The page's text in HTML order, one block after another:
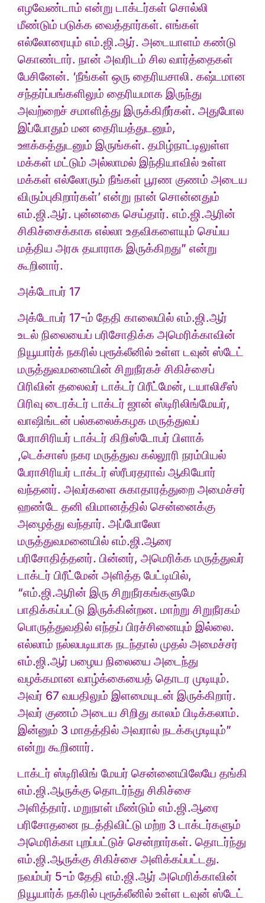
எழவேண்டாம் என்று டாக்டர்கள் சொல்லி
மீண்டும் படுக்க வைத்தார்கள். எங்கள்
எல்லோரையும் எம்.ஜி.ஆர். அடையாளம் கண்டு
கொண்டார். நான் அவரிடம் சில வார்த்தைகள்
பேசினேன். ‘நீங்கள் ஒரு தைரியசாலி. கஷ்டமான
சந்தர்ப்பங்களிலும் தைரியமாக இருந்து
அவற்றைச் சமாளித்து இருக்கிறீர்கள். அதுபோல
இப்போதும் மன தைரியத்துடனும்,
ஊக்கத்துடனும் இருங்கள். தமிழ்நாட்டிலுள்ள
மக்கள் மட்டும் அல்லாமல் இந்தியாவில் உள்ள
மக்கள் எல்லோரும் நீங்கள் பூரண குணம் அடைய
விரும்புகிறார்கள்’ என்று நான் சொன்னதும்
எம்.ஜி.ஆர். புன்னகை செய்தார். எம்.ஜி.ஆரின்
சிகிச்சைக்காக எல்லா உதவிகளையும் செய்ய
மத்திய அரசு தயாராக இருக்கிறது” என்று
கூறினார்.
அக்டோபர் 17
அக்டோபர் 17-ம் தேதி காலையில் எம்.ஜி.ஆர்
உடல் நிலையைப் பரிசோதிக்க அமெரிக்காவின்
நியூயார்க் நகரில் புரூக்லீனில் உள்ள டவுன் ஸ்டேட்
மருத்துவமனையின் சிறுநீரகச் சிகிச்சைப்
பிரிவின் தலைவர் டாக்டர் பிரீட்மேன், டயாலிசீஸ்
பிரிவு டைரக்டர் டாக்டர் ஜான் ஸ்டிரிலிங்மேயர்,
வாஷிங்டன் பல்கலைக்கழக மருத்துவப்
பேராசிரியர் டாக்டர் கிறிஸ்டோபர் பிளாக்
,டெக்சாஸ் நகர மருத்துவ கல்லூரி நரம்பியல்
பேராசிரியர் டாக்டர் ஸ்ரீபரதராவ் ஆகியோர்
வந்தனர். அவர்களை சுகாதாரத்துறை அமைச்சர்
ஹண்டே தனி விமானத்தில் சென்னைக்கு
அழைத்து வந்தார். அப்போலோ
மருத்துவமனையில் எம்.ஜி.ஆரை
பரிசோதித்தனர். பின்னர், அமெரிக்க மருத்துவர்
டாக்டர் பிரீட்மேன் அளித்த பேட்டியில்,
“எம்.ஜி.ஆரின் இரு சிறுநீரகங்களுமே
பாதிக்கப்பட்டு இருக்கின்றன. மாற்று சிறுநீரகம்
பொருத்துவதில் எந்தப் பிரச்சினையும் இல்லை.
எல்லாம் நல்லபடியாக நடந்தால் முதல் அமைச்சர்
எம்.ஜி.ஆர் பழைய நிலையை அடைந்து
வழக்கமான வாழ்க்கையைத் தொடர முடியும்.
அவர் 67 வயதிலும் இளமையுடன் இருக்கிறார்.
அவர் குணம் அடைய சிறிது காலம் பிடிக்கலாம்.
இன்னும் 3 மாதத்தில் அவரால் நடக்கமுடியும்”
என்று கூறினார்.
டாக்டர் ஸ்டிரிலிங் மேயர் சென்னையிலேயே தங்கி
எம்.ஜி.ஆருக்கு தொடர்ந்து சிகிச்சை
அளித்தார். மறுநாள் மீண்டும் எம்.ஜி.ஆரை
பரிசோதனை நடத்திவிட்டு மற்ற 3 டாக்டர்களும்
அமெரிக்கா புறப்பட்டுச் சென்றார்கள். தொடர்ந்து
எம்.ஜி.ஆருக்கு சிகிச்சை அளிக்கப்பட்டது.
நவம்பர் 5-ம் தேதி எம்.ஜி.ஆர் அமெரிக்காவின்
நியூயார்க் நகரில் புரூக்லீனில் உள்ள டவுன் ஸ்டேட்